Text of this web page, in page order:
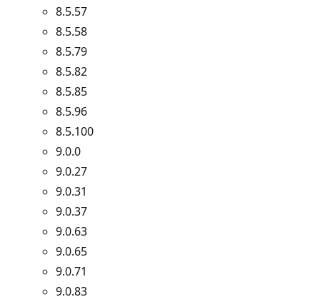
8.5.57
8.5.58
8.5.79
8.5.82
8.5.85
8.5.96
8.5.100
9.0.0
9.0.27
9.0.31
9.0.37
9.0.63
9.0.65
9.0.71
9.0.83